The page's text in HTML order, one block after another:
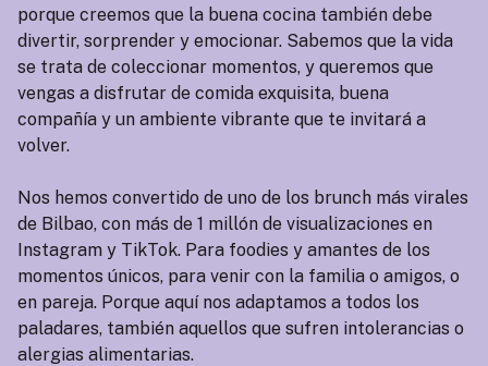
porque creemos que la buena cocina también debe
divertir, sorprender y emocionar. Sabemos que la vida
se trata de coleccionar momentos, y queremos que
vengas a disfrutar de comida exquisita, buena
compañía y un ambiente vibrante que te invitará a
volver.
Nos hemos convertido de uno de los brunch más virales
de Bilbao, con más de 1 millón de visualizaciones en
Instagram y TikTok. Para foodies y amantes de los
momentos únicos, para venir con la familia o amigos, o
en pareja. Porque aquí nos adaptamos a todos los
paladares, también aquellos que sufren intolerancias o
alergias alimentarias.